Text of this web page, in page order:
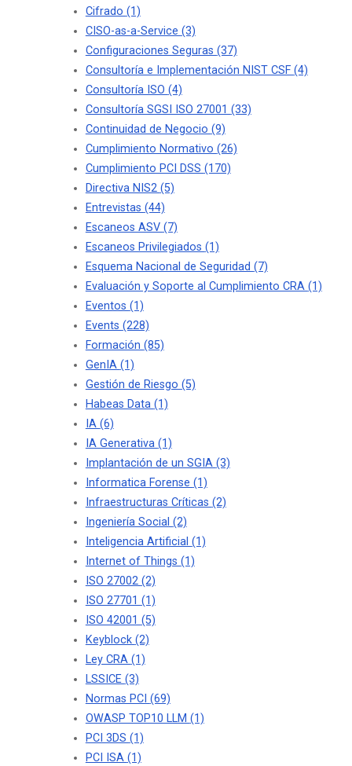
Cifrado (1)
CISO-as-a-Service (3)
Configuraciones Seguras (37)
Consultoría e Implementación NIST CSF (4)
Consultoría ISO (4)
Consultoría SGSI ISO 27001 (33)
Continuidad de Negocio (9)
Cumplimiento Normativo (26)
Cumplimiento PCI DSS (170)
Directiva NIS2 (5)
Entrevistas (44)
Escaneos ASV (7)
Escaneos Privilegiados (1)
Esquema Nacional de Seguridad (7)
Evaluación y Soporte al Cumplimiento CRA (1)
Eventos (1)
Events (228)
Formación (85)
GenIA (1)
Gestión de Riesgo (5)
Habeas Data (1)
IA (6)
IA Generativa (1)
Implantación de un SGIA (3)
Informatica Forense (1)
Infraestructuras Críticas (2)
Ingeniería Social (2)
Inteligencia Artificial (1)
Internet of Things (1)
ISO 27002 (2)
ISO 27701 (1)
ISO 42001 (5)
Keyblock (2)
Ley CRA (1)
LSSICE (3)
Normas PCI (69)
OWASP TOP10 LLM (1)
PCI 3DS (1)
PCI ISA (1)